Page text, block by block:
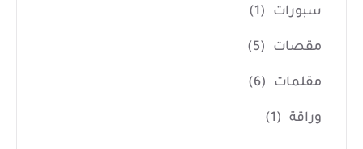
سبورات (1)
مقصات (5)
مقلمات (6)
وراقة (1)